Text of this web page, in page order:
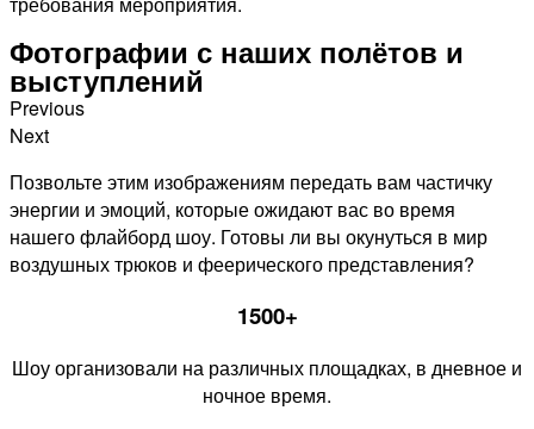
Фотографии с наших полётов и
выступлений
Previous
Next
Позвольте этим изображениям передать вам частичку
энергии и эмоций, которые ожидают вас во время
нашего флайборд шоу. Готовы ли вы окунуться в мир
воздушных трюков и феерического представления?
1500+
Шоу организовали на различных площадках, в дневное и
ночное время.